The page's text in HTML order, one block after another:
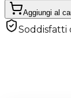
Aggiungi al
Soddisfatti